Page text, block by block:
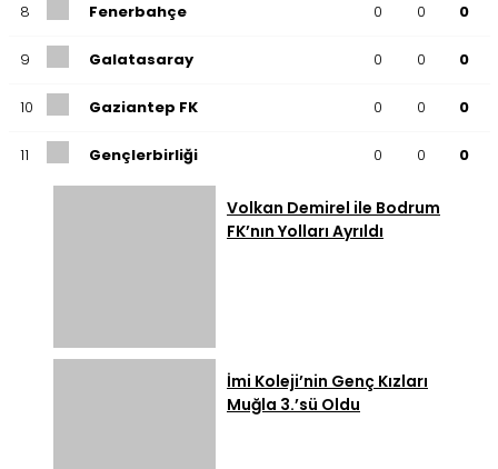
8 Fenerbahçe 0 0 0
9 Galatasaray 0 0 0
10 Gaziantep FK 0 0 0
11 Gençlerbirliği 0 0 0
0 0
Kocaelispor
0 0
Volkan Demirel ile Bodrum
FK’nın Yolları Ayrıldı
İmi Koleji’nin Genç Kızları
Muğla 3.’sü Oldu